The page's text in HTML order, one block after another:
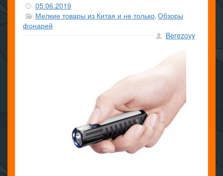
05.06.2019
Мелкие товары из Китая и не только, Обзоры
фонарей
Berezovy